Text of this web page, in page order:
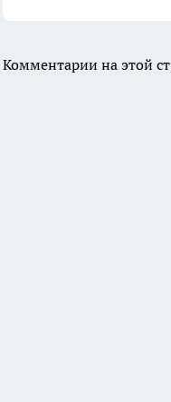
Комментарии на этой